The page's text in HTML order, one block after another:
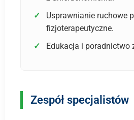
Usprawnianie ruchowe
fizjoterapeutyczne.
Edukacja i poradnictwo
Zespół specjalistów